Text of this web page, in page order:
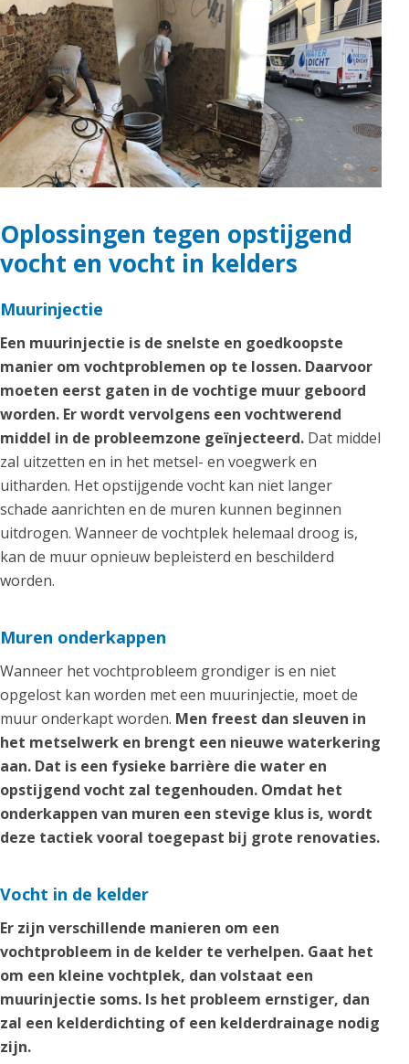
Oplossingen tegen opstijgend
vocht en vocht in kelders
Muurinjectie
Een muurinjectie is de snelste en goedkoopste
manier om vochtproblemen op te lossen. Daarvoor
moeten eerst gaten in de vochtige muur geboord
worden. Er wordt vervolgens een vochtwerend
middel in de probleemzone geïnjecteerd. Dat middel
zal uitzetten en in het metsel- en voegwerk en
uitharden. Het opstijgende vocht kan niet langer
schade aanrichten en de muren kunnen beginnen
uitdrogen. Wanneer de vochtplek helemaal droog is,
kan de muur opnieuw bepleisterd en beschilderd
worden.
Muren onderkappen
Wanneer het vochtprobleem grondiger is en niet
opgelost kan worden met een muurinjectie, moet de
muur onderkapt worden. Men freest dan sleuven in
het metselwerk en brengt een nieuwe waterkering
aan. Dat is een fysieke barrière die water en
opstijgend vocht zal tegenhouden. Omdat het
onderkappen van muren een stevige klus is, wordt
deze tactiek vooral toegepast bij grote renovaties.
Vocht in de kelder
Er zijn verschillende manieren om een
vochtprobleem in de kelder te verhelpen. Gaat het
om een kleine vochtplek, dan volstaat een
muurinjectie soms. Is het probleem ernstiger, dan
zal een kelderdichting of een kelderdrainage nodig
zijn.